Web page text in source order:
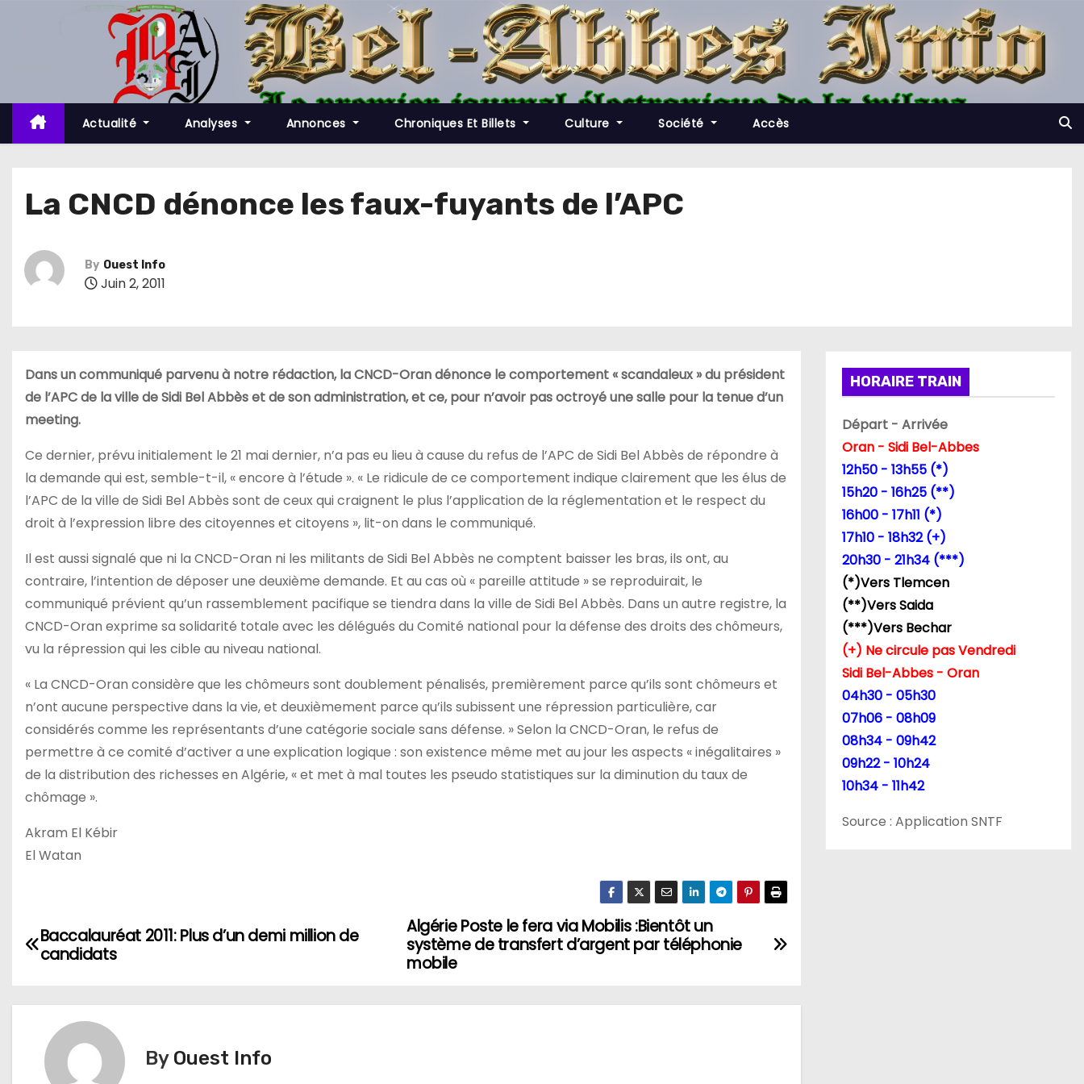
t
c
Actualité Analyses Annonces Chroniques Et Billets Culture Société Accès
La CNCD dénonce les faux-fuyants de l’APC
By Ouest Info
Juin 2, 2011
Dans un communiqué parvenu à notre rédaction, la CNCD-Oran dénonce le comportement « scandaleux » du président
de l’APC de la ville de Sidi Bel Abbès et de son administration, et ce, pour n’avoir pas octroyé une salle pour la tenue d’un
meeting.
Ce dernier, prévu initialement le 21 mai dernier, n’a pas eu lieu à cause du refus de l’APC de Sidi Bel Abbès de répondre à
la demande qui est, semble-t-il, « encore à l’étude ». « Le ridicule de ce comportement indique clairement que les élus de
l’APC de la ville de Sidi Bel Abbès sont de ceux qui craignent le plus l’application de la réglementation et le respect du
droit à l’expression libre des citoyennes et citoyens », lit-on dans le communiqué.
Il est aussi signalé que ni la CNCD-Oran ni les militants de Sidi Bel Abbès ne comptent baisser les bras, ils ont, au
contraire, l’intention de déposer une deuxième demande. Et au cas où « pareille attitude » se reproduirait, le
communiqué prévient qu’un rassemblement pacifique se tiendra dans la ville de Sidi Bel Abbès. Dans un autre registre, la
CNCD-Oran exprime sa solidarité totale avec les délégués du Comité national pour la défense des droits des chômeurs,
vu la répression qui les cible au niveau national.
« La CNCD-Oran considère que les chômeurs sont doublement pénalisés, premièrement parce qu’ils sont chômeurs et
n’ont aucune perspective dans la vie, et deuxièmement parce qu’ils subissent une répression particulière, car
considérés comme les représentants d’une catégorie sociale sans défense. » Selon la CNCD-Oran, le refus de
permettre à ce comité d’activer a une explication logique : son existence même met au jour les aspects « inégalitaires »
de la distribution des richesses en Algérie, « et met à mal toutes les pseudo statistiques sur la diminution du taux de
chômage ».
Akram El Kébir
El Watan
N
v
Algérie Poste le fera via Mobilis :Bientôt un
système de transfert d’argent par téléphonie
mobile
Baccalauréat 2011: Plus d’un demi million de
candidats
By Ouest Info
HORAIRE TRAIN
Départ - Arrivée
Oran - Sidi Bel-Abbes
12h50 - 13h55 (*)
15h20 - 16h25 (**)
16h00 - 17h11 (*)
17h10 - 18h32 (+)
20h30 - 21h34 (***)
(*)Vers Tlemcen
(**)Vers Saida
(***)Vers Bechar
(+) Ne circule pas Vendredi
Sidi Bel-Abbes - Oran
04h30 - 05h30
07h06 - 08h09
08h34 - 09h42
09h22 - 10h24
10h34 - 11h42
Source : Application SNTF